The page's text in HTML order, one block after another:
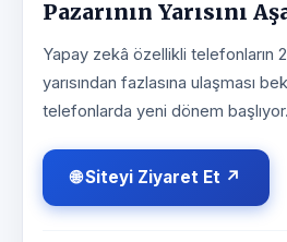
Pazarının Yarısını
Yapay zekâ özellikli telefonların
yarısından fazlasına ulaşması
telefonlarda yeni dönem başlıyor.
🌐 Siteyi Ziyaret Et ↗